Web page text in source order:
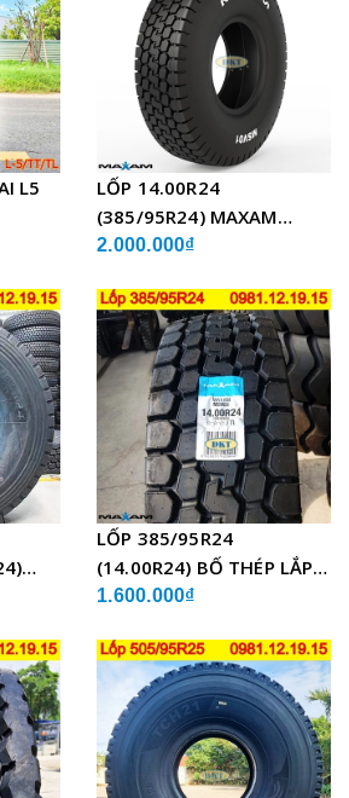
L5
LỐP 14.00R24
(385/95R24) MAXAM
MSVO1 BỐ THÉP LẮP XE
2.000.000₫
LỐP 385/95R24
(14.00R24) BỐ THÉP LẮP
XE CẨU
1.600.000₫